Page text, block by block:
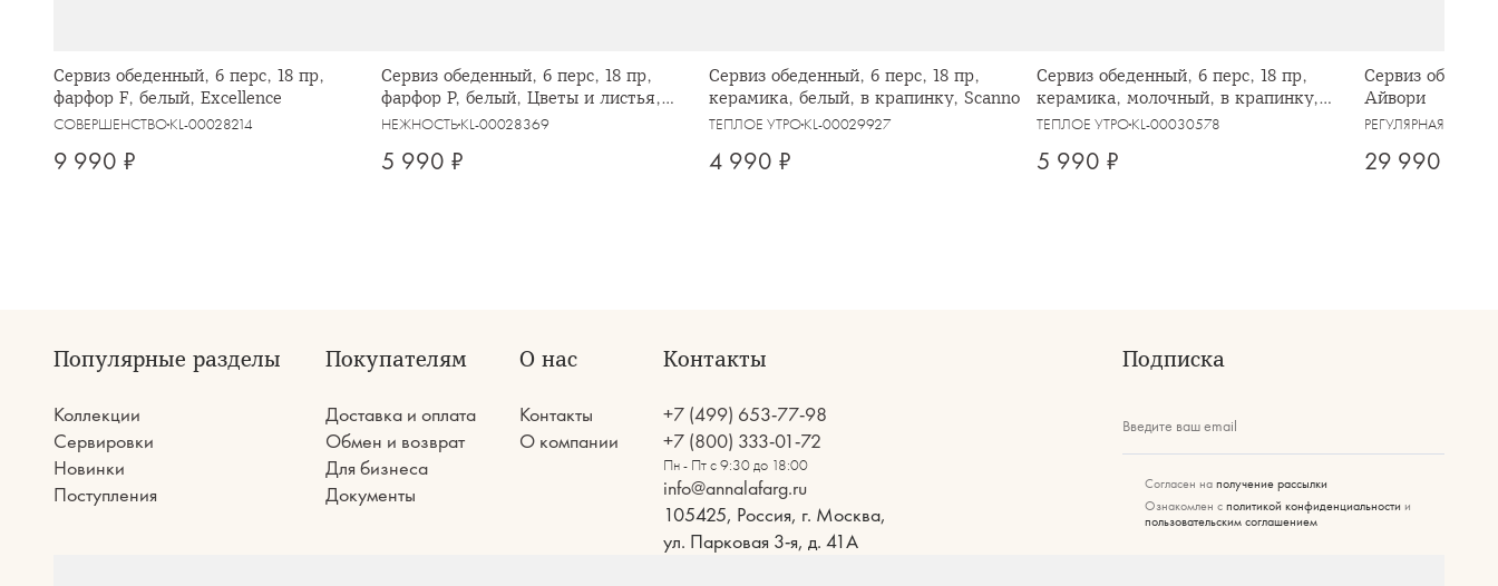
Сервиз обеденный, 6 перс, 18 пр,
фарфор F, белый, Excellence
СОВЕРШЕНСТВОKL-00028214
9 990 ₽
Сервиз обеденный, 6 перс, 18 пр,
фарфор P, белый, Цветы и листья,
Florance
НЕЖНОСТЬKL-00028369
5 990 ₽
Сервиз обеденный, 6 перс, 18 пр,
керамика, белый, в крапинку, Scanno
ТЕПЛОЕ УТРОKL-00029927
4 990 ₽
Сервиз обеденный, 6 перс, 18 пр,
керамика, молочный, в крапинку,
Viveiro
ТЕПЛОЕ УТРОKL-00030578
5 990 ₽
Сервиз
Айвори
РЕГУЛЯРНАЯ
29 990 ₽
Популярные разделы
Коллекции
Сервировки
Новинки
Поступления
Покупателям
Доставка и оплата
Обмен и возврат
Для бизнеса
Документы
О нас
Контакты
О компании
Контакты
+7 (499) 653-77-98
+7 (800) 333-01-72
Пн - Пт с 9:30 до 18:00
info@annalafarg.ru
105425, Россия, г. Москва,
ул. Парковая 3-я, д. 41А
Подписка
Введите ваш email
Согласен на получение рассылки
Ознакомлен с политикой конфиденциальности и
пользовательским соглашением